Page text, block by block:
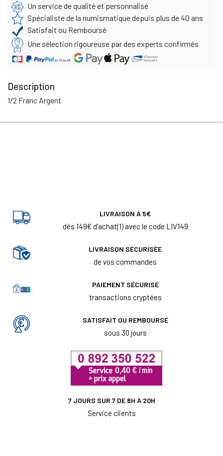
Un service de qualité et personnalisé
Spécialiste de la numismatique depuis plus de 40 ans
Satisfait ou Remboursé
Une sélection rigoureuse par des experts confirmés
Description
1/2 Franc Argent
LIVRAISON À 5€
dès 149€ d'achat(1) avec le code LIV149
LIVRAISON SÉCURISÉE
de vos commandes
PAIEMENT SÉCURISÉ
transactions cryptées
SATISFAIT OU REMBOURSÉ
sous 30 jours
7 JOURS SUR 7 DE 8H À 20H
Service clients